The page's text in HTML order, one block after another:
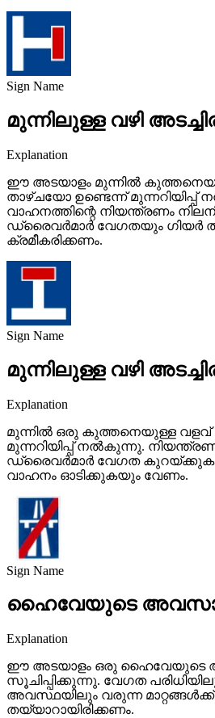
Sign Name
മുന്നിലുള്ള വഴി
Explanation
ഈ അടയാളം മുന്നിൽ
താഴ്ചയോ ഉണ്ടെന്ന്
വാഹനത്തിന്റെ നിയന്ത്രണം
ഡ്രൈവർമാർ വേഗതയും ഗിയർ
ക്രമീകരിക്കണം.
Sign Name
മുന്നിലുള്ള വഴി
Explanation
മുന്നിൽ ഒരു കുത്തനെയുള്ള വളവ്
മുന്നറിയിപ്പ് നൽകുന്നു. നിയന്ത്രണം
ഡ്രൈവർമാർ വേഗത
വാഹനം ഓടിക്കുകയും വേണം.
Sign Name
ഹൈവേയുടെ
Explanation
ഈ അടയാളം ഒരു ഹൈവേയുടെ
സൂചിപ്പിക്കുന്നു. വേഗത
അവസ്ഥയിലും വരുന്ന
തയ്യാറായിരിക്കണം.